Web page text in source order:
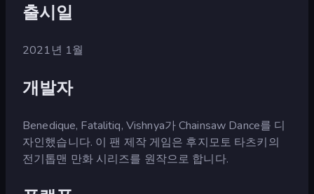
출시일
2021년 1월
개발자
Benedique, Fatalitiq, Vishnya가 Chainsaw Dance를 디
자인했습니다. 이 팬 제작 게임은 후지모토 타츠키의
전기톱맨 만화 시리즈를 원작으로 합니다.